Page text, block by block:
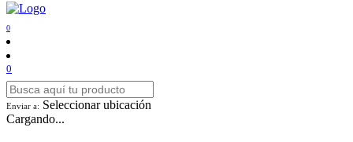
0
0
Enviar a: Seleccionar ubicación
Cargando...